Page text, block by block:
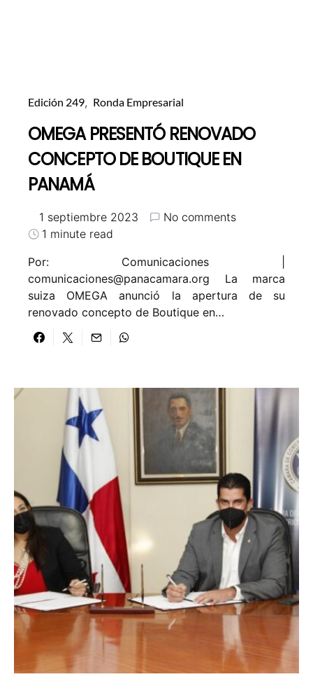
Edición 249 Ronda Empresarial
OMEGA PRESENTÓ RENOVADO
CONCEPTO DE BOUTIQUE EN
PANAMÁ
1 septiembre 2023
No comments
1 minute read
Por: Comunicaciones |
comunicaciones@panacamara.org La marca
suiza OMEGA anunció la apertura de su
renovado concepto de Boutique en…